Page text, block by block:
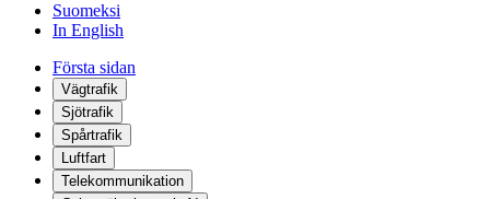
Suomeksi
In English
Första sidan
Vägtrafik
Sjötrafik
Spårtrafik
Luftfart
Telekommunikation